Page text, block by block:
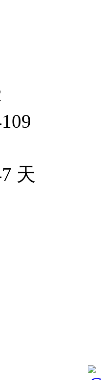
天